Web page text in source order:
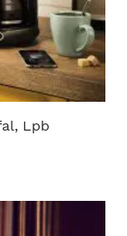
Lpb